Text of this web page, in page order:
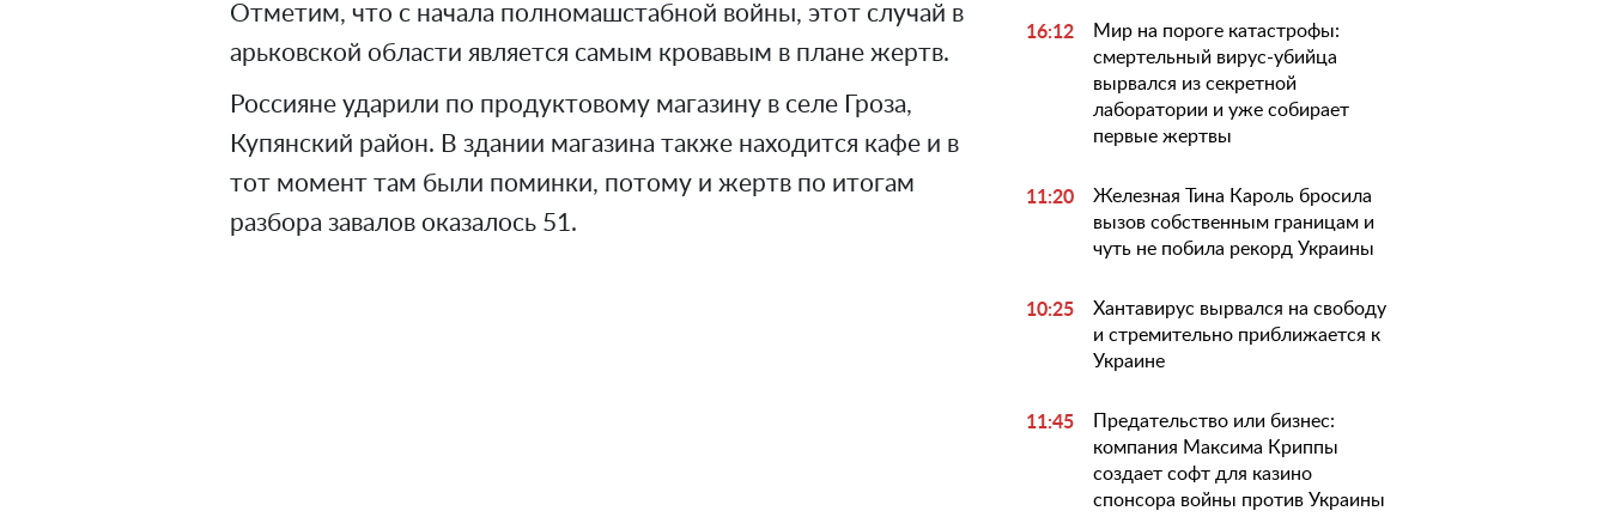
Отметим, что с начала полномашстабной войны, этот случай в
арьковской области является самым кровавым в плане жертв.
Россияне ударили по продуктовому магазину в селе Гроза,
Купянский район. В здании магазина также находится кафе и в
тот момент там были поминки, потому и жертв по итогам
разбора завалов оказалось 51.
16:12
Мир на пороге катастрофы:
смертельный вирус-убийца
вырвался из секретной
лаборатории и уже собирает
первые жертвы
11:20
Железная Тина Кароль бросила
вызов собственным границам и
чуть не побила рекорд Украины
10:25
Хантавирус вырвался на свободу
и стремительно приближается к
Украине
11:45
Предательство или бизнес:
компания Максима Криппы
создает софт для казино
спонсора войны против Украины